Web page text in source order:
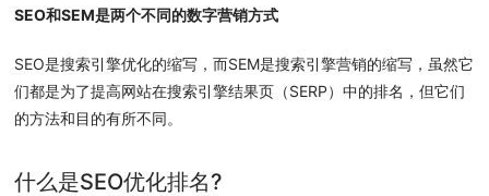
SEO和SEM是两个不同的数字营销方式
SEO是搜索引擎优化的缩写，而SEM是搜索引擎营销的缩写，虽然它
们都是为了提高网站在搜索引擎结果页（SERP）中的排名，但它们
的方法和目的有所不同。
什么是SEO优化排名?